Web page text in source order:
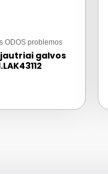
ODOS problemos
galvos